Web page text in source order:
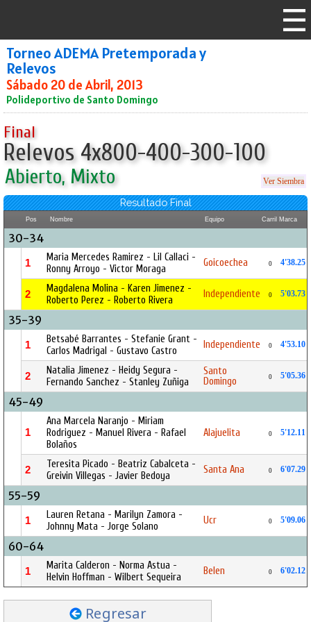
Torneo ADEMA Pretemporada y
Relevos
Sábado 20 de Abril, 2013
Polideportivo de Santo Domingo
Final
Relevos 4x800-400-300-100
Abierto, Mixto Ver Siembra
Resultado Final
Pos Nombre Equipo Carril Marca
30-34
1
Maria Mercedes Ramirez - Lil Callaci -
Ronny Arroyo - Victor Moraga
Goicoechea 0 4'38.25
2
Magdalena Molina - Karen Jimenez -
Roberto Perez - Roberto Rivera
Independiente 0 5'03.73
35-39
1
Betsabé Barrantes - Stefanie Grant -
Carlos Madrigal - Gustavo Castro
Independiente 0 4'53.10
2
Natalia Jimenez - Heidy Segura -
Fernando Sanchez - Stanley Zuñiga
Santo
Domingo
0 5'05.36
45-49
1
Ana Marcela Naranjo - Miriam
Rodriguez - Manuel Rivera - Rafael
Bolaños
Alajuelita 0 5'12.11
2
Teresita Picado - Beatriz Cabalceta -
Greivin Villegas - Javier Bedoya
Santa Ana 0 6'07.29
55-59
1
Lauren Retana - Marilyn Zamora -
Johnny Mata - Jorge Solano
Ucr 0 5'09.06
60-64
1
Marita Calderon - Norma Astua -
Helvin Hoffman - Wilbert Sequeira
Belen 0 6'02.12
Regresar